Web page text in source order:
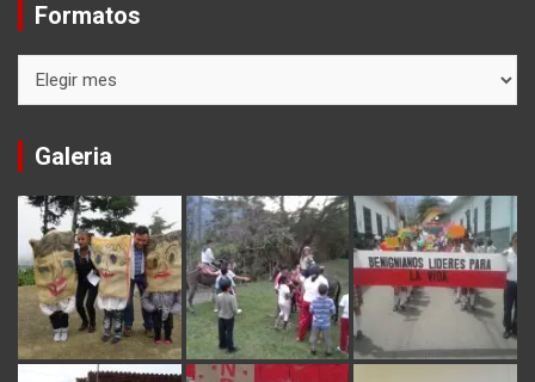
Formatos
Galeria